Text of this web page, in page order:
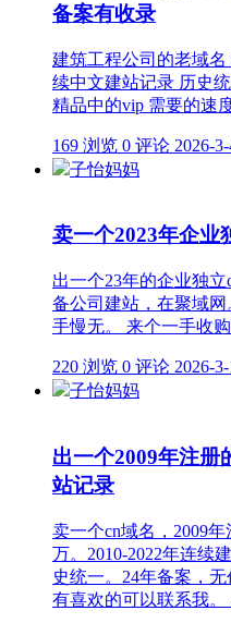
备案有收录
建筑工程公司的老域名
续中文建站记录 历史
精品中的vip 需要的速
169 浏览 0 评论 2026-
子怡妈妈
卖一个2023年企业
出一个23年的企业独
备公司建站，在聚域网
手慢无。 来个一手收
220 浏览 0 评论 2026-3-
子怡妈妈
出一个2009年注册
站记录
卖一个cn域名，2009
万。2010-2022年连续
史统一。24年备案，
有喜欢的可以联系我。